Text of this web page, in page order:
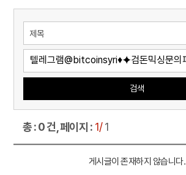
검색
총 : 0 건, 페이지 : 1/1
게시글이 존재하지 않습니다.